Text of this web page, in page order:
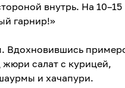
внутрь. На 10–15
гарнир!»
Вдохновившись
салат с курицей,
и хачапури.